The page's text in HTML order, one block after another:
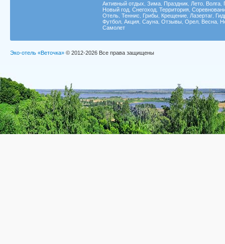
Активный отдых Зима Праздник Лето Волга
Новый год Снегоход Территория
Отель Теннис Грибы Крещение Лазертаг
Футбол Акция Сауна Отзывы Орел Весна
Самолет
Эко-отель «Веточка» © 2012-2026 Все права защищены